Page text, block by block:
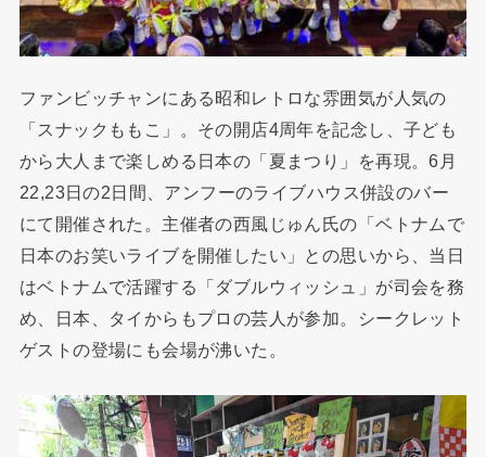
ファンビッチャンにある昭和レトロな雰囲気が人気の
「スナックももこ」。その開店4周年を記念し、子ども
から大人まで楽しめる日本の「夏まつり」を再現。6月
22,23日の2日間、アンフーのライブハウス併設のバー
にて開催された。主催者の西風じゅん氏の「ベトナムで
日本のお笑いライブを開催したい」との思いから、当日
はベトナムで活躍する「ダブルウィッシュ」が司会を務
め、日本、タイからもプロの芸人が参加。シークレット
ゲストの登場にも会場が沸いた。